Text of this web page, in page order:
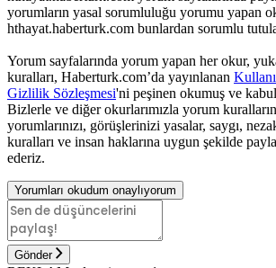
yorumların yasal sorumluluğu yorumu yapan
hthayat.haberturk.com bunlardan sorumlu
Yorum sayfalarında yorum yapan her okur,
kuralları, Haberturk.com’da yayınlanan
Gizlilik Sözleşmesi'ni peşinen okumuş ve kabul
Bizlerle ve diğer okurlarımızla yorum
yorumlarınızı, görüşlerinizi yasalar, saygı,
kuralları ve insan haklarına uygun şekilde
ederiz.
Yorumları okudum onaylıyorum
Gönder